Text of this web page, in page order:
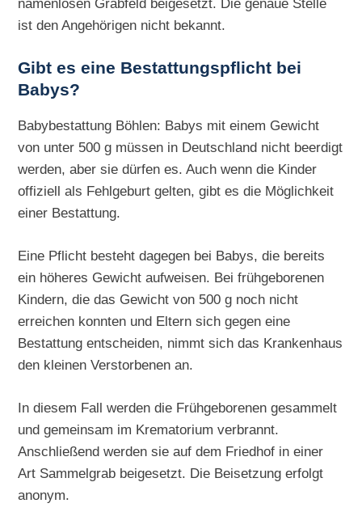
namenlosen Grabfeld beigesetzt. Die genaue Stelle
ist den Angehörigen nicht bekannt.
Gibt es eine Bestattungspflicht bei
Babys?
Babybestattung Böhlen: Babys mit einem Gewicht
von unter 500 g müssen in Deutschland nicht beerdigt
werden, aber sie dürfen es. Auch wenn die Kinder
offiziell als Fehlgeburt gelten, gibt es die Möglichkeit
einer Bestattung.
Eine Pflicht besteht dagegen bei Babys, die bereits
ein höheres Gewicht aufweisen. Bei frühgeborenen
Kindern, die das Gewicht von 500 g noch nicht
erreichen konnten und Eltern sich gegen eine
Bestattung entscheiden, nimmt sich das Krankenhaus
den kleinen Verstorbenen an.
In diesem Fall werden die Frühgeborenen gesammelt
und gemeinsam im Krematorium verbrannt.
Anschließend werden sie auf dem Friedhof in einer
Art Sammelgrab beigesetzt. Die Beisetzung erfolgt
anonym.